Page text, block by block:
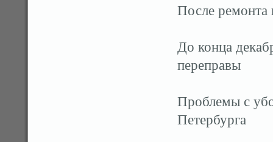
После ремонта
До конца
переправы
Проблемы с
Петербурга